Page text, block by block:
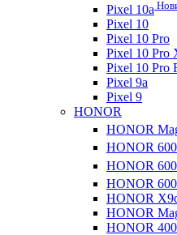
Pixel 10a
Pixel 10
Pixel 10 Pro
Pixel 10 Pro
Pixel 10 Pro
Pixel 9a
Pixel 9
HONOR
HONOR
HONOR
HONOR 600
HONOR
HONOR
HONOR
HONOR